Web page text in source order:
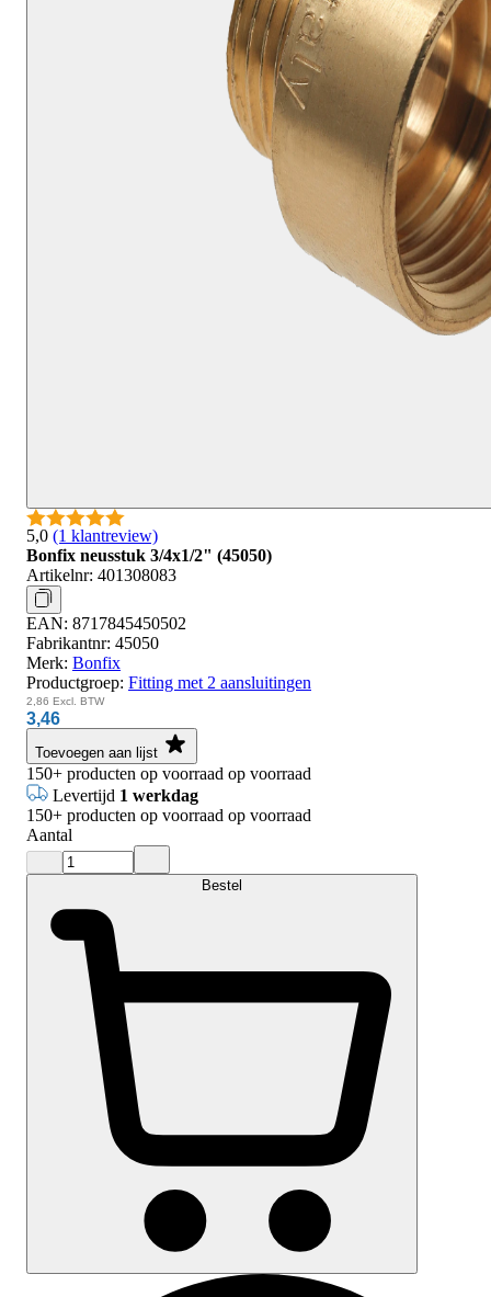
5,0 (1 klantreview)
Bonfix neusstuk 3/4x1/2" (45050)
Artikelnr: 401308083
EAN: 8717845450502
Fabrikantnr: 45050
Merk: Bonfix
Productgroep: Fitting met 2 aansluitingen
2,86 Excl. BTW
3,46
Toevoegen aan lijst
150+ producten op voorraad op voorraad
Levertijd 1 werkdag
150+ producten op voorraad op voorraad
Aantal
Bestel